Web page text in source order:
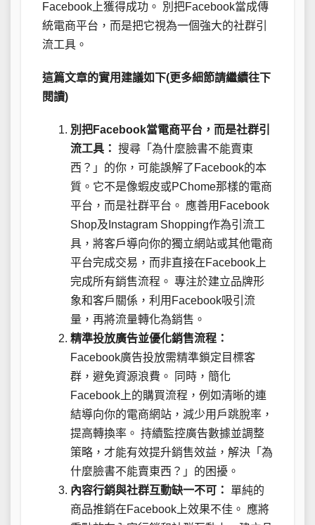
Facebook上獲得成功。 別把Facebook當成傳
統電商平台，而是把它視為一個強大的社群引
流工具。
這篇文章的實用建議如下(更多細節請繼續往下
閱讀)
別把Facebook當電商平台，而是社群引
流工具： 搜尋「為什麼臉書不能賣東
西？」的你，可能誤解了Facebook的本
質。它不是像蝦皮或PChome那樣的電商
平台，而是社群平台。 應善用Facebook
Shop及Instagram Shopping作為引流工
具，將客戶導向你的獨立網站或其他電商
平台完成交易，而非直接在Facebook上
完成所有銷售流程。 專注於建立品牌形
象和客戶關係，利用Facebook吸引流
量，再將流量轉化為銷售。
精準投放廣告並優化銷售流程：
Facebook廣告投放需精準鎖定目標客
群，避免資源浪費。 同時，簡化
Facebook上的購買流程，例如清晰的連
結導向你的電商網站，減少用戶跳脫率，
提高轉換率。 持續監控廣告數據並調整
策略，才能有效提升銷售效益，解決「為
什麼臉書不能賣東西？」的困擾。
內容行銷與社群互動缺一不可：
單純的
商品推銷在Facebook上效果不佳。 應將